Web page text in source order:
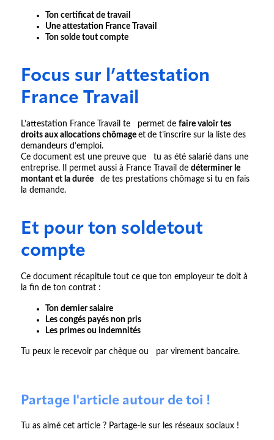
Ton certificat de travail
Une attestation France Travail
Ton solde tout compte
Focus sur l’attestation
France Travail
L’attestation France Travail te permet de faire valoir tes
droits aux allocations chômage et de t’inscrire sur la liste des
demandeurs d’emploi.
Ce document est une preuve que tu as été salarié dans une
entreprise. Il permet aussi à France Travail de déterminer le
montant et la durée
de tes prestations chômage si tu en fais
la demande.
Et pour ton soldetout
compte
Ce document récapitule tout ce que ton employeur te doit à
la fin de ton contrat :
Ton dernier salaire
Les congés payés non pris
Les primes ou indemnités
Tu peux le recevoir par chèque ou par virement bancaire.
Partage l'article autour de toi !
Tu as aimé cet article ? Partage-le sur les réseaux sociaux !